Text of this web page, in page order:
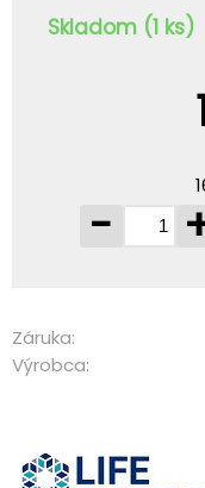
Skladom (1 ks)
-
Záruka:
Výrobca: